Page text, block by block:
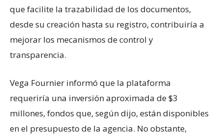
que facilite la trazabilidad de los documentos,
desde su creación hasta su registro, contribuiría a
mejorar los mecanismos de control y
transparencia.
Vega Fournier informó que la plataforma
requeriría una inversión aproximada de $3
millones, fondos que, según dijo, están disponibles
en el presupuesto de la agencia. No obstante,